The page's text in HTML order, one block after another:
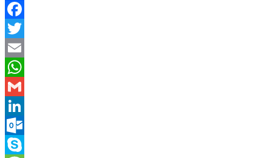
Facebook
Twitter
Email
WhatsApp
Gmail
LinkedIn
Outlook.com